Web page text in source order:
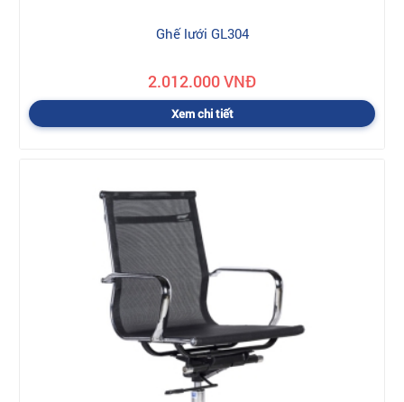
Ghế lưới GL304
2.012.000 VNĐ
Xem chi tiết